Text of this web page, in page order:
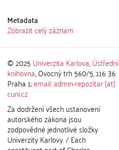
Metadata
Zobrazit celý záznam
© 2025 Univerzita Karlova,Ústřední
knihovna, Ovocný trh 560/5, 116 36
Praha 1;email: admin-repozitar [at]
cuni.cz
Za dodržení všech ustanovení
autorského zákona jsou
zodpovědné jednotlivé složky
Univerzity Karlovy. / Each